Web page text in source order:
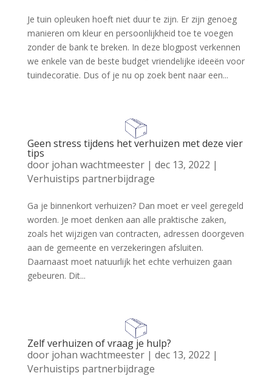
Je tuin opleuken hoeft niet duur te zijn. Er zijn genoeg
manieren om kleur en persoonlijkheid toe te voegen
zonder de bank te breken. In deze blogpost verkennen
we enkele van de beste budget vriendelijke ideeën voor
tuindecoratie. Dus of je nu op zoek bent naar een...
Geen stress tijdens het verhuizen met deze vier
tips
door johan wachtmeester| dec 13, 2022 |
Verhuistips partnerbijdrage
Ga je binnenkort verhuizen? Dan moet er veel geregeld
worden. Je moet denken aan alle praktische zaken,
zoals het wijzigen van contracten, adressen doorgeven
aan de gemeente en verzekeringen afsluiten.
Daarnaast moet natuurlijk het echte verhuizen gaan
gebeuren. Dit...
Zelf verhuizen of vraag je hulp?
door johan wachtmeester| dec 13, 2022 |
Verhuistips partnerbijdrage